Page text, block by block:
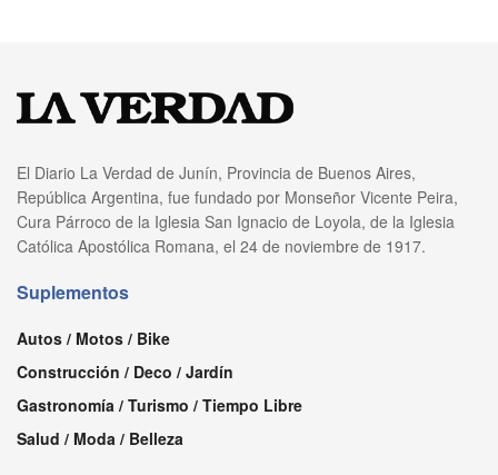
El Diario La Verdad de Junín, Provincia de Buenos Aires,
República Argentina, fue fundado por Monseñor Vicente Peira,
Cura Párroco de la Iglesia San Ignacio de Loyola, de la Iglesia
Católica Apostólica Romana, el 24 de noviembre de 1917.
Suplementos
Autos / Motos / Bike
Construcción / Deco / Jardín
Gastronomía / Turismo / Tiempo Libre
Salud / Moda / Belleza